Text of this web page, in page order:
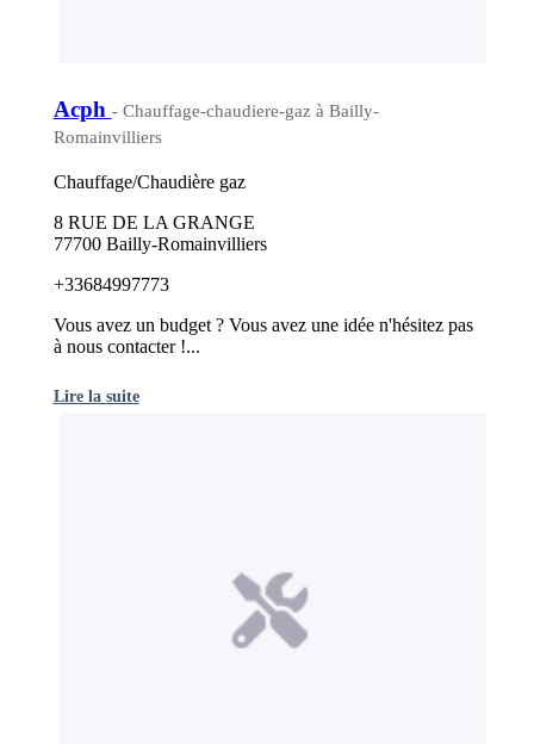
Acph - Chauffage-chaudiere-gaz à Bailly-
Romainvilliers
Chauffage/Chaudière gaz
8 RUE DE LA GRANGE
77700 Bailly-Romainvilliers
+33684997773
Vous avez un budget ? Vous avez une idée n'hésitez pas
à nous contacter !...
Lire la suite